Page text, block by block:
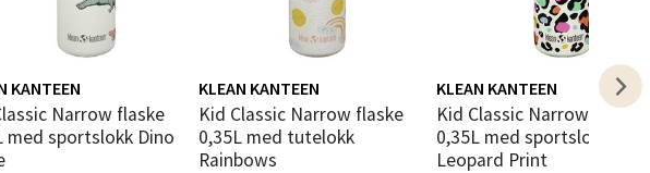
KANTEEN
med sportslokk Dino
KLEAN KANTEEN
Kid Classic Narrow flaske
0,35L med tutelokk
Rainbows
KLEAN KANTEEN
Kid Classic Narrow flaske
0,35L med sportslokk
Leopard Print